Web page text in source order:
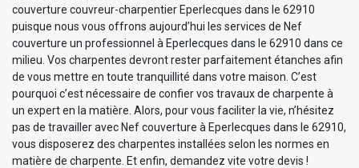
couverture couvreur-charpentier Eperlecques dans le 62910
puisque nous vous offrons aujourd’hui les services de Nef
couverture un professionnel à Eperlecques dans le 62910 dans ce
milieu. Vos charpentes devront rester parfaitement étanches afin
de vous mettre en toute tranquillité dans votre maison. C’est
pourquoi c’est nécessaire de confier vos travaux de charpente à
un expert en la matière. Alors, pour vous faciliter la vie, n’hésitez
pas de travailler avec Nef couverture à Eperlecques dans le 62910,
vous disposerez des charpentes installées selon les normes en
matière de charpente. Et enfin, demandez vite votre devis !